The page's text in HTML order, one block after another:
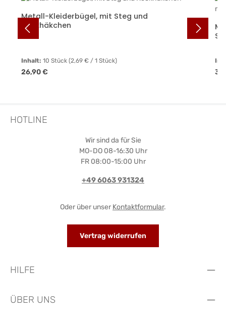
Metall-Kleiderbügel, mit Steg und
Rockhäkchen
Inhalt:10 Stück(2,69 € / 1 Stück)
Regulärer Preis:
26,90 €
HOTLINE
Wir sind da für Sie
MO-DO 08-16:30 Uhr
FR 08:00-15:00 Uhr
+49 6063 931324
Oder über unser Kontaktformular.
Vertrag widerrufen
HILFE
ÜBER UNS